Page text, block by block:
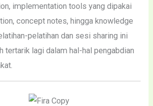
implementation tools yang dipakai
concept notes, hingga knowledge
pelatihan dan sesi sharing ini
tertarik lagi dalam hal-hal pengabdian